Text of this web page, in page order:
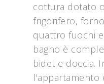
cottura dotato
frigorifero,
quattro fuochi
bagno è
bidet e doccia.
l'appartamento